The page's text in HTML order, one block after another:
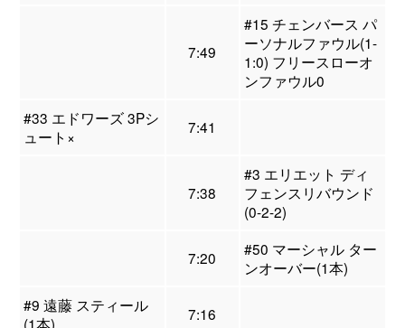
7:49
#15 チェンバース パ
ーソナルファウル(1-
1:0) フリースローオ
ンファウル0
#33 エドワーズ 3Pシ
ュート×
7:41
7:38
#3 エリエット ディ
フェンスリバウンド
(0-2-2)
7:20
#50 マーシャル ター
ンオーバー(1本)
#9 遠藤 スティール
(1本)
7:16